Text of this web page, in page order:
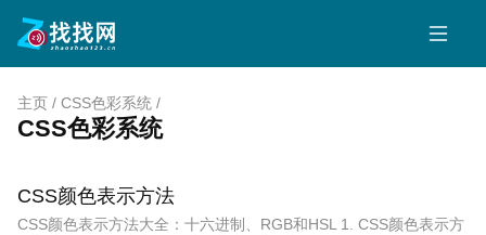
主页 / CSS色彩系统 /
CSS色彩系统
CSS颜色表示方法
CSS颜色表示方法大全：十六进制、RGB和HSL 1. CSS颜色表示方